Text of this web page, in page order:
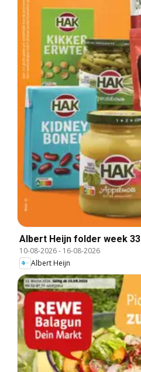
Albert Heijn folder week 33
10-08-2026- 16-08-2026
Albert Heijn